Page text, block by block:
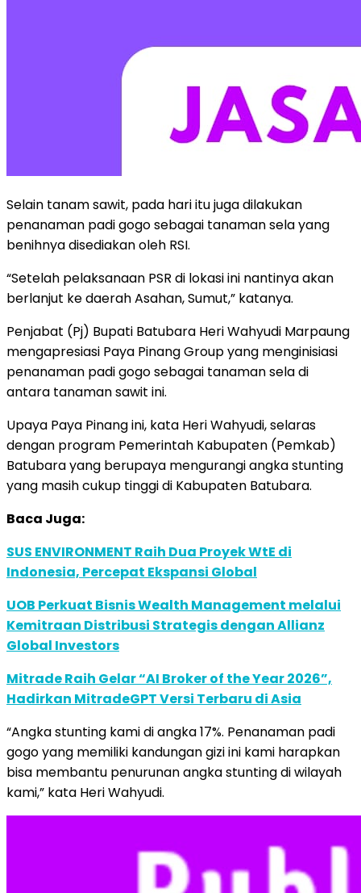
Selain tanam sawit, pada hari itu juga dilakukan
penanaman padi gogo sebagai tanaman sela yang
benihnya disediakan oleh RSI.
“Setelah pelaksanaan PSR di lokasi ini nantinya akan
berlanjut ke daerah Asahan, Sumut,” katanya.
Penjabat (Pj) Bupati Batubara Heri Wahyudi Marpaung
mengapresiasi Paya Pinang Group yang menginisiasi
penanaman padi gogo sebagai tanaman sela di
antara tanaman sawit ini.
Upaya Paya Pinang ini, kata Heri Wahyudi, selaras
dengan program Pemerintah Kabupaten (Pemkab)
Batubara yang berupaya mengurangi angka stunting
yang masih cukup tinggi di Kabupaten Batubara.
Baca Juga:
SUS ENVIRONMENT Raih Dua Proyek WtE di
Indonesia, Percepat Ekspansi Global
UOB Perkuat Bisnis Wealth Management melalui
Kemitraan Distribusi Strategis dengan Allianz
Global Investors
Mitrade Raih Gelar “AI Broker of the Year 2026”,
Hadirkan MitradeGPT Versi Terbaru di Asia
“Angka stunting kami di angka 17%. Penanaman padi
gogo yang memiliki kandungan gizi ini kami harapkan
bisa membantu penurunan angka stunting di wilayah
kami,” kata Heri Wahyudi.